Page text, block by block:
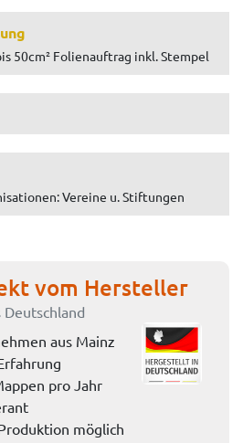
50cm² Folienauftrag inkl. Stempel
Vereine u. Stiftungen
vom Hersteller
aus Mainz
pro Jahr
möglich